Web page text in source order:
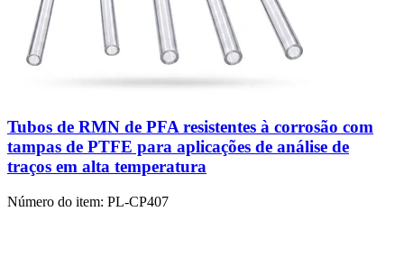
Tubos de RMN de PFA resistentes à corrosão com
tampas de PTFE para aplicações de análise de
traços em alta temperatura
Número do item: PL-CP407